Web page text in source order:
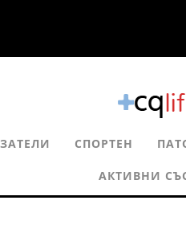
СПОРТЕН
АКТИВНИ